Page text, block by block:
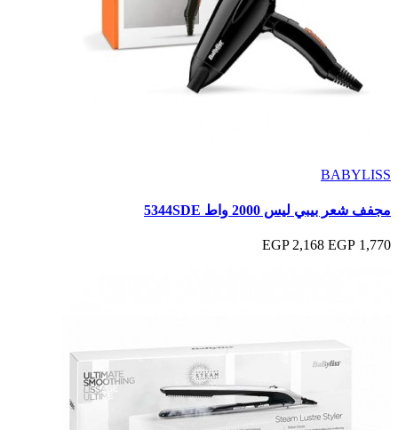
BABYLISS
مجفف شعر بيبي ليس 2000 واط 5344SDE
1,770 EGP
2,168 EGP